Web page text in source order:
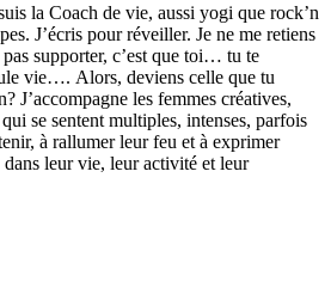
la Coach de vie, aussi yogi que rock’n
J’écris pour réveiller. Je ne me retiens
supporter, c’est que toi… tu te
vie…. Alors, deviens celle que tu
J’accompagne les femmes créatives,
se sentent multiples, intenses, parfois
à rallumer leur feu et à exprimer
leur vie, leur activité et leur